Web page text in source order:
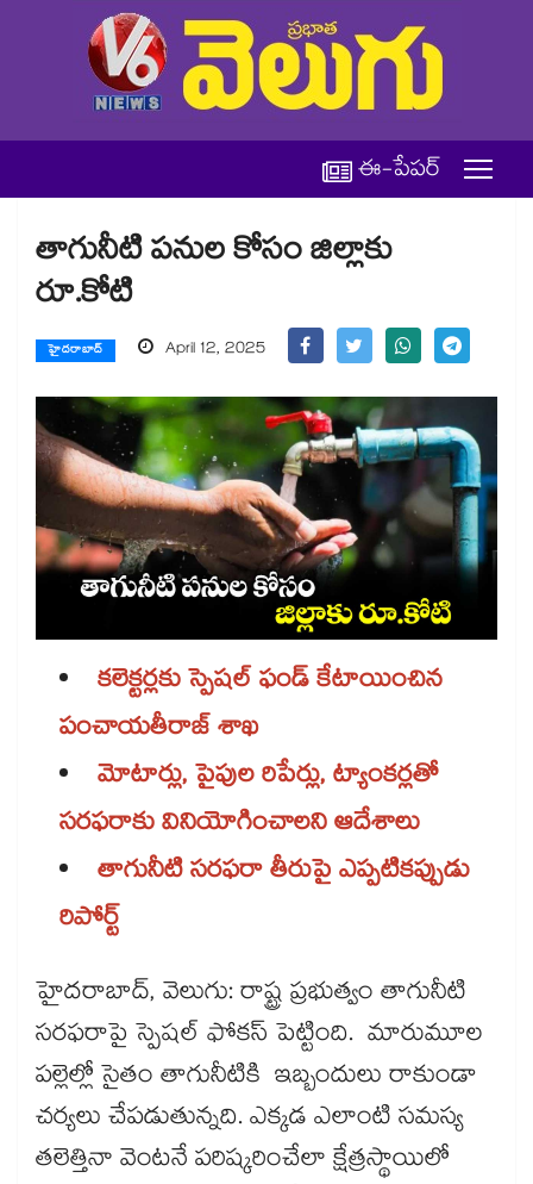
ఈ-పేపర్
తాగునీటి పనుల కోసం జిల్లాకు
రూ.కోటి
హైదరాబాద్ April 12, 2025
కలెక్టర్లకు స్పెషల్ ఫండ్ కేటాయించిన
పంచాయతీరాజ్ శాఖ
మోటార్లు, పైపుల రిపేర్లు, ట్యాంకర్లతో
సరఫరాకు వినియోగించాలని ఆదేశాలు
తాగునీటి సరఫరా తీరుపై ఎప్పటికప్పుడు
రిపోర్ట్
హైదరాబాద్, వెలుగు: రాష్ట్ర ప్రభుత్వం తాగునీటి
సరఫరాపై స్పెషల్ ఫోకస్ పెట్టింది. మారుమూల
పల్లెల్లో సైతం తాగునీటికి ఇబ్బందులు రాకుండా
చర్యలు చేపడుతున్నది. ఎక్కడ ఎలాంటి సమస్య
తలెత్తినా వెంటనే పరిష్కరించేలా క్షేత్రస్థాయిలో